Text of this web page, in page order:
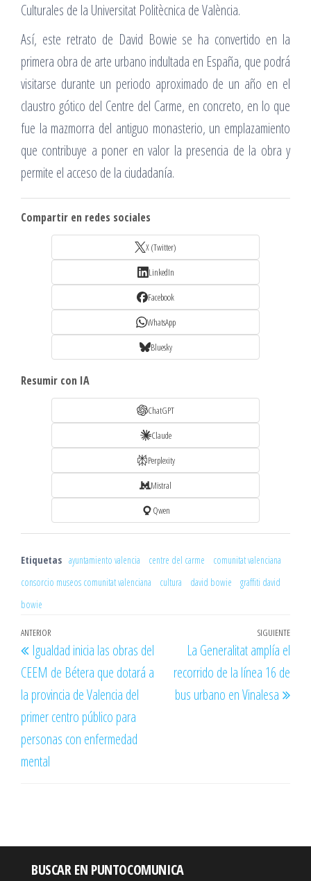
Culturales de la Universitat Politècnica de València.
Así, este retrato de David Bowie se ha convertido en la
primera obra de arte urbano indultada en España, que podrá
visitarse durante un periodo aproximado de un año en el
claustro gótico del Centre del Carme, en concreto, en lo que
fue la mazmorra del antiguo monasterio, un emplazamiento
que contribuye a poner en valor la presencia de la obra y
permite el acceso de la ciudadanía.
Compartir en redes sociales
X (Twitter)
LinkedIn
Facebook
WhatsApp
Bluesky
Resumir con IA
ChatGPT
Claude
Perplexity
Mistral
Qwen
Etiquetas ayuntamiento valencia centre del carme
comunitat valenciana
consorcio museos comunitat valenciana
cultura david bowie
graffiti david
bowie
Navegación
de
entradas
Entrada
anterior
ANTERIOR
Igualdad inicia las obras del
CEEM de Bétera que dotará a
la provincia de Valencia del
primer centro público para
personas con enfermedad
mental
SIGUIENTE
La Generalitat amplía el
recorrido de la línea 16 de
bus urbano en Vinalesa
BUSCAR EN PUNTOCOMUNICA